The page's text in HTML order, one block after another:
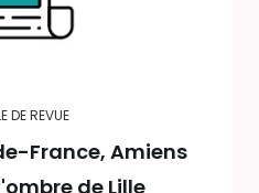
DE REVUE
France, Amiens
de Lille